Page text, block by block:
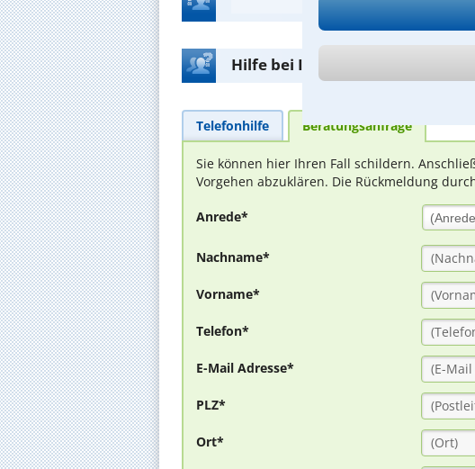
Hilfe bei Ihrer Anwaltsuche?
Telefonhilfe Beratungsanfrage
Sie können hier Ihren Fall schildern.
Vorgehen abzuklären. Die Rückmeldung
Anrede*
Nachname*
Vorname*
Telefon*
E-Mail Adresse*
PLZ*
Ort*